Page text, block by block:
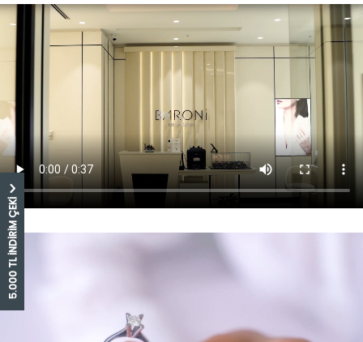
5.000 TL İNDİRİM ÇEKİ